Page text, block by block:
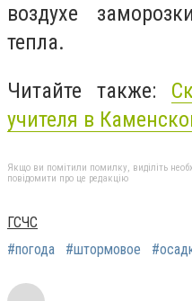
воздухе
тепла.
Читайте также:
учителя в
Якщо ви помітили помилку, виділіть
повідомити про це редакцію
ГСЧС
#погода
#штормовое